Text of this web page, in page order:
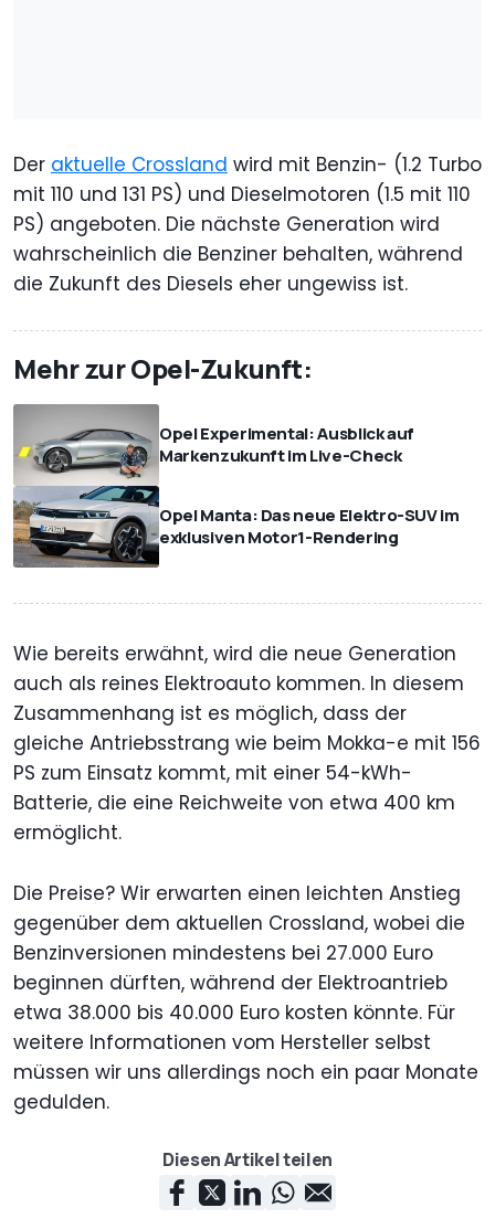
Der aktuelle Crossland wird mit Benzin- (1.2 Turbo
mit 110 und 131 PS) und Dieselmotoren (1.5 mit 110
PS) angeboten. Die nächste Generation wird
wahrscheinlich die Benziner behalten, während
die Zukunft des Diesels eher ungewiss ist.
Mehr zur Opel-Zukunft:
Opel Experimental: Ausblick auf
Markenzukunft im Live-Check
Opel Manta: Das neue Elektro-SUV im
exklusiven Motor1-Rendering
Wie bereits erwähnt, wird die neue Generation
auch als reines Elektroauto kommen. In diesem
Zusammenhang ist es möglich, dass der
gleiche Antriebsstrang wie beim Mokka-e mit 156
PS zum Einsatz kommt, mit einer 54-kWh-
Batterie, die eine Reichweite von etwa 400 km
ermöglicht.
Die Preise? Wir erwarten einen leichten Anstieg
gegenüber dem aktuellen Crossland, wobei die
Benzinversionen mindestens bei 27.000 Euro
beginnen dürften, während der Elektroantrieb
etwa 38.000 bis 40.000 Euro kosten könnte. Für
weitere Informationen vom Hersteller selbst
müssen wir uns allerdings noch ein paar Monate
gedulden.
Diesen Artikel teilen